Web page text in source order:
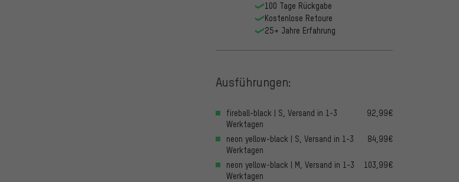
100 Tage Rückgabe
Kostenlose Retoure
25+ Jahre Erfahrung
Ausführungen:
fireball-black | S, Versand in 1-3
Werktagen
92,99€
neon yellow-black | S, Versand in 1-3
Werktagen
84,99€
neon yellow-black | M, Versand in 1-3
Werktagen
103,99€